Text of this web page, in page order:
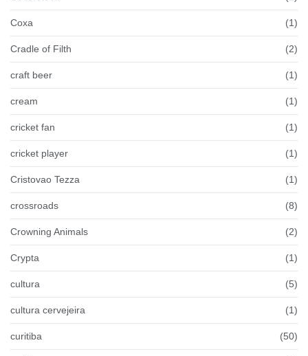
Coxa (1)
Cradle of Filth (2)
craft beer (1)
cream (1)
cricket fan (1)
cricket player (1)
Cristovao Tezza (1)
crossroads (8)
Crowning Animals (2)
Crypta (1)
cultura (5)
cultura cervejeira (1)
curitiba (50)